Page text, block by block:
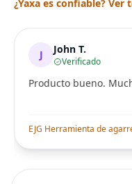
¿Yaxa es confiable?
J John T.
Verificado
Producto bueno.